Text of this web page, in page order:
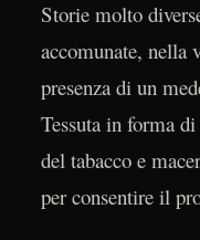
Storie molto
accomunate, nella
presenza di un
Tessuta in forma
del tabacco e
per consentire il